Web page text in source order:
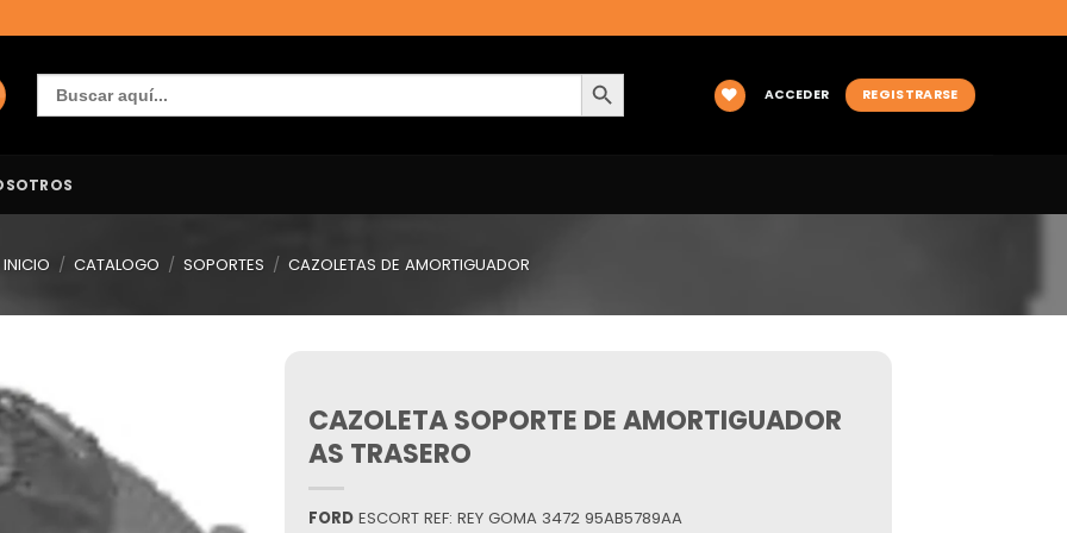
Buscar:
BOTÓN DE BÚSQUEDA
ACCEDER
REGISTRARSE
INICIO / CATALOGO / SOPORTES / CAZOLETAS DE AMORTIGUADOR
CAZOLETA SOPORTE DE AMORTIGUADOR
AS TRASERO
FORD ESCORT REF: REY GOMA 3472 95AB5789AA